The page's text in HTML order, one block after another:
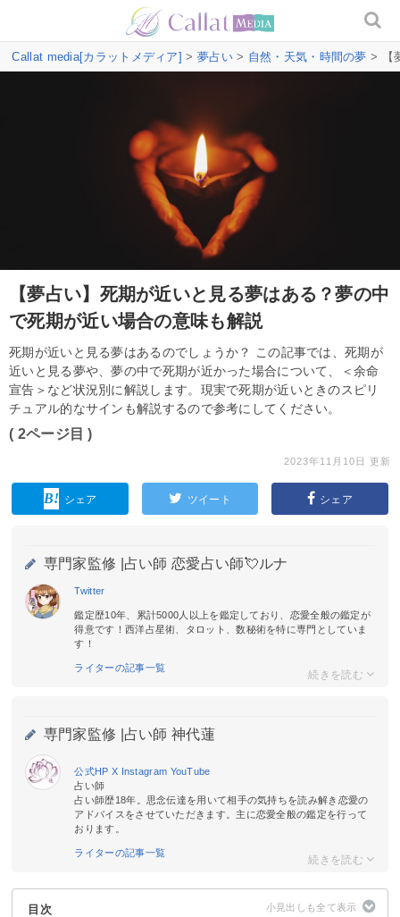
Callat media[カラットメディア] > 夢占い> 自然・天気・時間の夢 > 【
【夢占い】死期が近いと見る夢はある？夢の中
で死期が近い場合の意味も解説
死期が近いと見る夢はあるのでしょうか？ この記事では、死期が
近いと見る夢や、夢の中で死期が近かった場合について、＜余命
宣告＞など状況別に解説します。現実で死期が近いときのスピリ
チュアル的なサインも解説するので参考にしてください。
( 2ページ目 )
2023年11月10日 更新
シェア ツイート シェア
専門家監修 | 占い師 恋愛占い師💘ルナ
Twitter
鑑定歴10年、累計5000人以上を鑑定しており、恋愛全般の鑑定が
得意です！西洋占星術、タロット、数秘術を特に専門としていま
す！
ライターの記事一覧
専門家監修 | 占い師 神代蓮
公式HP X Instagram YouTube
占い師
占い師歴18年。思念伝達を用いて相手の気持ちを読み解き恋愛の
アドバイスをさせていただきます。主に恋愛全般の鑑定を行って
おります。
ライターの記事一覧
目次